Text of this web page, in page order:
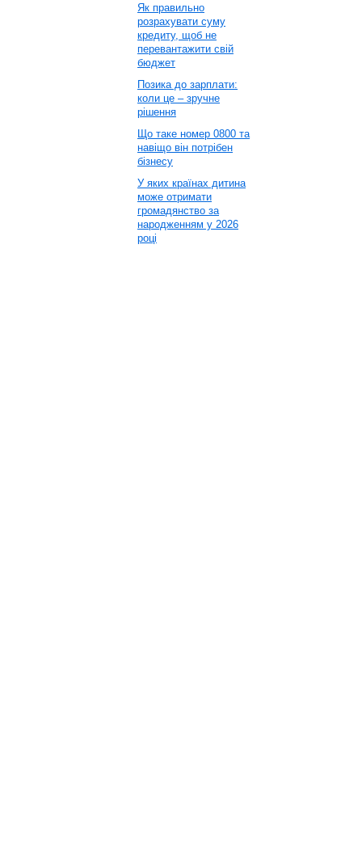
Як правильно
розрахувати суму
кредиту, щоб не
перевантажити свій
бюджет
Позика до зарплати:
коли це – зручне
рішення
Що таке номер 0800 та
навіщо він потрібен
бізнесу
У яких країнах дитина
може отримати
громадянство за
народженням у 2026
році